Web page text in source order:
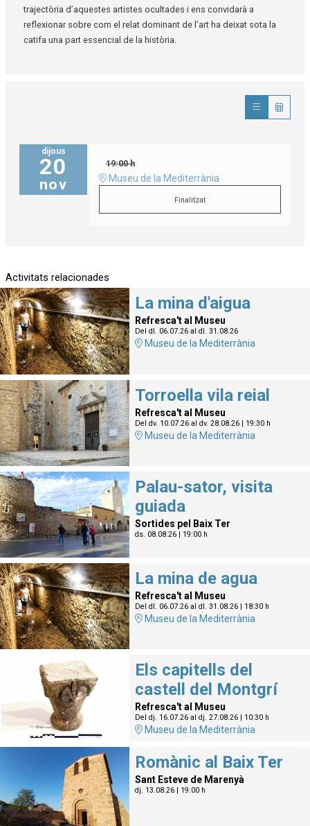
trajectòria d’aquestes artistes ocultades i ens convidarà a
reflexionar sobre com el relat dominant de l’art ha deixat sota la
catifa una part essencial de la història.
dijous
20
nov
19:00 h
Museu de la Mediterrània
Finalitzat
Activitats relacionades
La mina d'aigua
Refresca't al Museu
Del dl. 06.07.26al dl. 31.08.26
Museu de la Mediterrània
Torroella vila reial
Refresca't al Museu
Del dv. 10.07.26al dv. 28.08.26| 19:30 h
Museu de la Mediterrània
Palau-sator, visita
guiada
Sortides pel Baix Ter
ds. 08.08.26| 19:00 h
La mina de agua
Refresca't al Museu
Del dl. 06.07.26al dl. 31.08.26| 18:30 h
Museu de la Mediterrània
Els capitells del
castell del Montgrí
Refresca't al Museu
Del dj. 16.07.26al dj. 27.08.26| 10:30 h
Museu de la Mediterrània
Romànic al Baix Ter
Sant Esteve de Marenyà
dj. 13.08.26| 19:00 h